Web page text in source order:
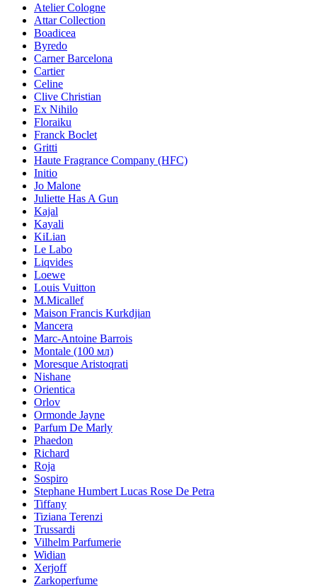
Atelier Cologne
Attar Collection
Boadicea
Byredo
Carner Barcelona
Cartier
Celine
Clive Christian
Ex Nihilo
Floraiku
Franck Boclet
Gritti
Haute Fragrance Company (HFC)
Initio
Jo Malone
Juliette Has A Gun
Kajal
Kayali
KiLian
Le Labo
Liqvides
Loewe
Louis Vuitton
M.Micallef
Maison Francis Kurkdjian
Mancera
Marc-Antoine Barrois
Montale (100 мл)
Moresque Aristoqrati
Nishane
Orientica
Orlov
Ormonde Jayne
Parfum De Marly
Phaedon
Richard
Roja
Sospiro
Stephane Humbert Lucas Rose De Petra
Tiffany
Tiziana Terenzi
Trussardi
Vilhelm Parfumerie
Widian
Xerjoff
Zarkoperfume